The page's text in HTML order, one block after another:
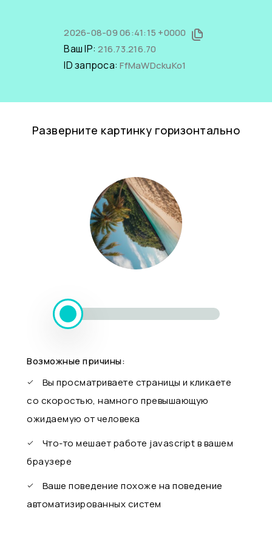
2026-08-09 06:41:15 +0000
Ваш IP:216.73.216.70
ID запроса:FfMaWDckuKo1
Разверните картинку горизонтально
Возможные причины:
Вы просматриваете страницы и кликаете
со скоростью, намного превышающую
ожидаемую от человека
Что-то мешает работе javascript в вашем
браузере
Ваше поведение похоже на поведение
автоматизированных систем